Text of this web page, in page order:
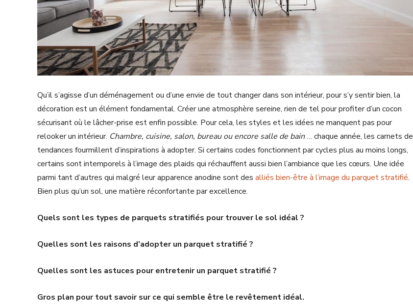
Qu’il s’agisse d’un déménagement ou d’une envie de tout changer dans son intérieur, pour s’y sentir bien, la
décoration est un élément fondamental. Créer une atmosphère sereine, rien de tel pour profiter d’un cocon
sécurisant où le lâcher-prise est enfin possible. Pour cela, les styles et les idées ne manquent pas pour
relooker un intérieur. Chambre, cuisine, salon, bureau ou encore salle de bain… chaque année, les carnets de
tendances fourmillent d’inspirations à adopter. Si certains codes fonctionnent par cycles plus au moins longs,
certains sont intemporels à l’image des plaids qui réchauffent aussi bien l’ambiance que les cœurs. Une idée
parmi tant d’autres qui malgré leur apparence anodine sont des alliés bien-être à l’image du parquet stratifié.
Bien plus qu’un sol, une matière réconfortante par excellence.
Quels sont les types de parquets stratifiés pour trouver le sol idéal ?
Quelles sont les raisons d’adopter un parquet stratifié ?
Quelles sont les astuces pour entretenir un parquet stratifié ?
Gros plan pour tout savoir sur ce qui semble être le revêtement idéal.